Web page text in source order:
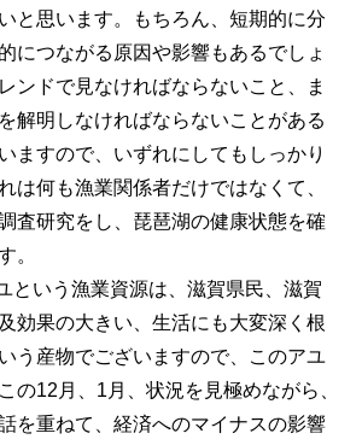
と思います。もちろん、短期的に分
につながる原因や影響もあるでしょ
ンドで見なければならないこと、ま
解明しなければならないことがある
ますので、いずれにしてもしっかり
は何も漁業関係者だけではなくて、
査研究をし、琵琶湖の健康状態を確
。
という漁業資源は、滋賀県民、滋賀
効果の大きい、生活にも大変深く根
う産物でございますので、このアユ
の12月、1月、状況を見極めながら、
を重ねて、経済へのマイナスの影響